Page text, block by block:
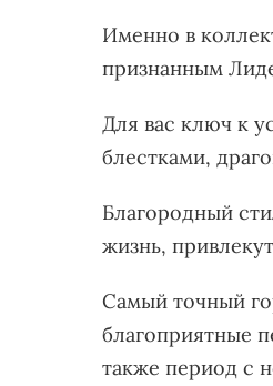
Именно в
признанным
Для вас ключ к
блестками,
Благородный
жизнь,
Самый точный
благоприятные
также период с